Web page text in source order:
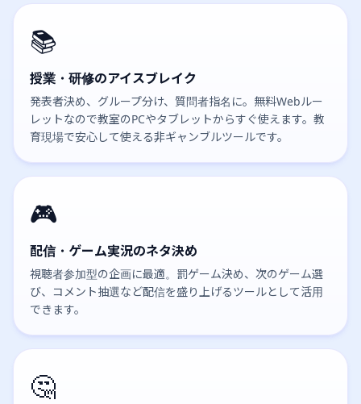
📚
授業・研修のアイスブレイク
発表者決め、グループ分け、質問者指名に。無料Webルー
レットなので教室のPCやタブレットからすぐ使えます。教
育現場で安心して使える非ギャンブルツールです。
🎮
配信・ゲーム実況のネタ決め
視聴者参加型の企画に最適。罰ゲーム決め、次のゲーム選
び、コメント抽選など配信を盛り上げるツールとして活用
できます。
🤔